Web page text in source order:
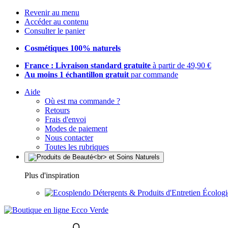
Revenir au menu
Accéder au contenu
Consulter le panier
Cosmétiques 100% naturels
France : Livraison standard gratuite à partir de 49,90 €
Au moins 1 échantillon gratuit par commande
Aide
Où est ma commande ?
Retours
Frais d'envoi
Modes de paiement
Nous contacter
Toutes les rubriques
Plus d'inspiration
Détergents & Produits d'Entretien